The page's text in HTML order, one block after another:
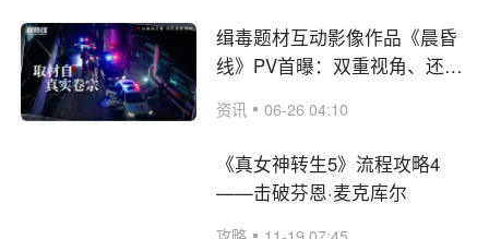
缉毒题材互动影像作品《晨昏
线》PV首曝：双重视角、还原
资讯 06-26 04:10
《真女神转生5》流程攻略4
——击破芬恩·麦克库尔